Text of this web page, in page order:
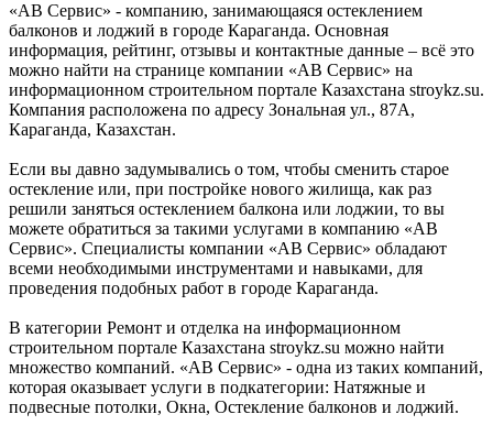
«АВ Сервис» - компанию, занимающаяся остеклением
балконов и лоджий в городе Караганда. Основная
информация, рейтинг, отзывы и контактные данные – всё это
можно найти на странице компании «АВ Сервис» на
информационном строительном портале Казахстана stroykz.su.
Компания расположена по адресу Зональная ул., 87А,
Караганда, Казахстан.
Если вы давно задумывались о том, чтобы сменить старое
остекление или, при постройке нового жилища, как раз
решили заняться остеклением балкона или лоджии, то вы
можете обратиться за такими услугами в компанию «АВ
Сервис». Специалисты компании «АВ Сервис» обладают
всеми необходимыми инструментами и навыками, для
проведения подобных работ в городе Караганда.
В категории Ремонт и отделка на информационном
строительном портале Казахстана stroykz.su можно найти
множество компаний. «АВ Сервис» - одна из таких компаний,
которая оказывает услуги в подкатегории: Натяжные и
подвесные потолки, Окна, Остекление балконов и лоджий.